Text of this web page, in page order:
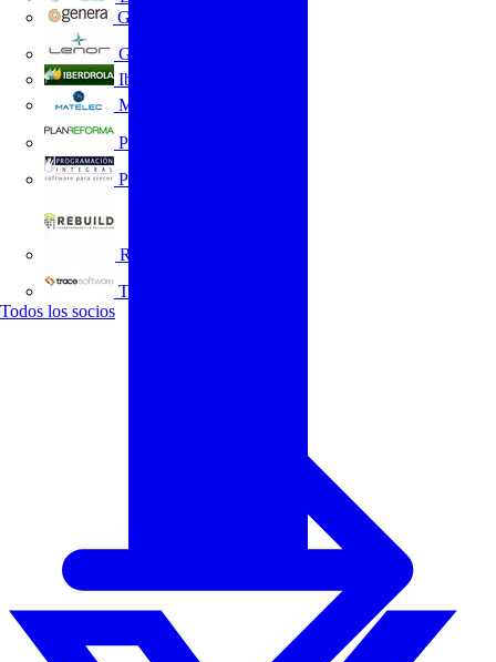
GENERA
Grupo Lenor
Iberdrola
MATELEC
Plan Reforma
Programación Integral
REBUILD
Trace Software
Todos los socios